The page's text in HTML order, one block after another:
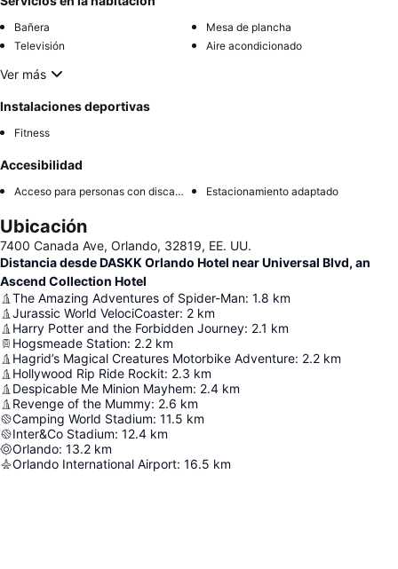
Bañera
Mesa de plancha
Televisión
Aire acondicionado
Ver más
Instalaciones deportivas
Fitness
Accesibilidad
Acceso para personas con discapacidad Estacionamiento adaptado
Ubicación
7400 Canada Ave, Orlando, 32819, EE. UU.
Distancia desde DASKK Orlando Hotel near Universal Blvd, an
Ascend Collection Hotel
The Amazing Adventures of Spider-Man: 1.8 km
Jurassic World VelociCoaster: 2 km
Harry Potter and the Forbidden Journey: 2.1 km
Hogsmeade Station: 2.2 km
Hagrid’s Magical Creatures Motorbike Adventure: 2.2 km
Hollywood Rip Ride Rockit: 2.3 km
Despicable Me Minion Mayhem: 2.4 km
Revenge of the Mummy: 2.6 km
Camping World Stadium: 11.5 km
Inter&Co Stadium: 12.4 km
Orlando: 13.2 km
Orlando International Airport: 16.5 km